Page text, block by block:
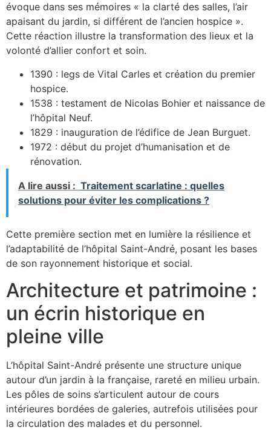
évoque dans ses mémoires « la clarté des salles, l’air
apaisant du jardin, si différent de l’ancien hospice ».
Cette réaction illustre la transformation des lieux et la
volonté d’allier confort et soin.
1390 : legs de Vital Carles et création du premier
hospice.
1538 : testament de Nicolas Bohier et naissance de
l’hôpital Neuf.
1829 : inauguration de l’édifice de Jean Burguet.
1972 : début du projet d’humanisation et de
rénovation.
A lire aussi : Traitement scarlatine : quelles
solutions pour éviter les complications ?
Cette première section met en lumière la résilience et
l’adaptabilité de l’hôpital Saint-André, posant les bases
de son rayonnement historique et social.
Architecture et patrimoine :
un écrin historique en
pleine ville
L’hôpital Saint-André présente une structure unique
autour d’un jardin à la française, rareté en milieu urbain.
Les pôles de soins s’articulent autour de cours
intérieures bordées de galeries, autrefois utilisées pour
la circulation des malades et du personnel.